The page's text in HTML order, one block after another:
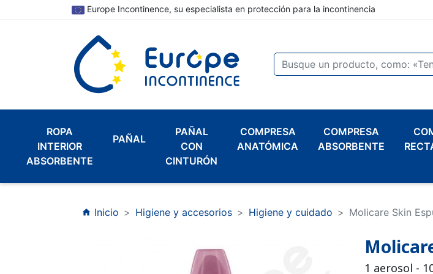
Europe Incontinence, su especialista en protección para la incontinencia
ROPA
INTERIOR
ABSORBENTE
PAÑAL
PAÑAL
CON
CINTURÓN
COMPRESA
ANATÓMICA
COMPRESA
ABSORBENTE
home Inicio Higiene y accesorios Higiene y cuidado Molicare Skin
1 aerosol -